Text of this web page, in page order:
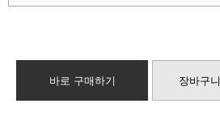
바로 구매하기 장바구니